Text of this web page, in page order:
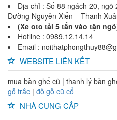
Địa chỉ : Số 88 ngách 20, ngõ
Đường Nguyễn Xiển – Thanh
(Xe oto tải 5 tấn vào tận
Hotline : 0989.12.14.14
Email :
WEBSITE LIÊN KẾT
mua bàn ghế cũ | thanh lý bàn
gỗ trắc | đồ gỗ cũ cổ
NHÀ CUNG CẤP